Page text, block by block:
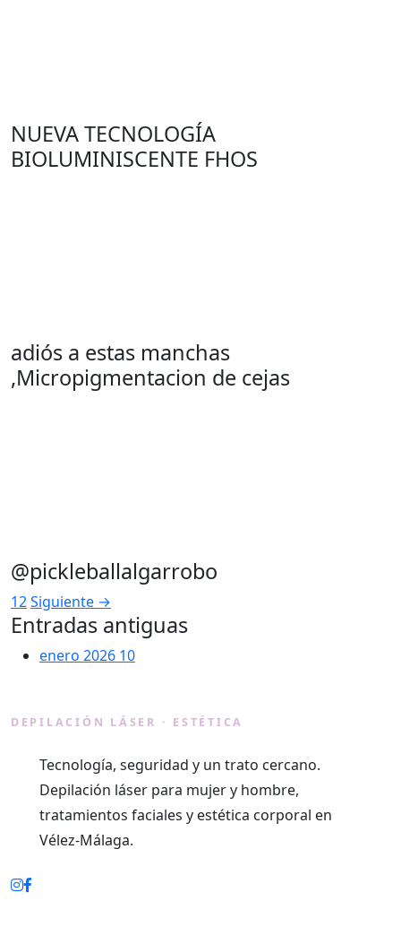
NUEVA TECNOLOGÍA
BIOLUMINISCENTE FHOS
adiós a estas manchas
,Micropigmentacion de cejas
@pickleballalgarrobo
12Siguiente →
Entradas antiguas
enero 2026 10
DEPILACIÓN LÁSER · ESTÉTICA
Tecnología, seguridad y un trato cercano.
Depilación láser para mujer y hombre,
tratamientos faciales y estética corporal en
Vélez‑Málaga.